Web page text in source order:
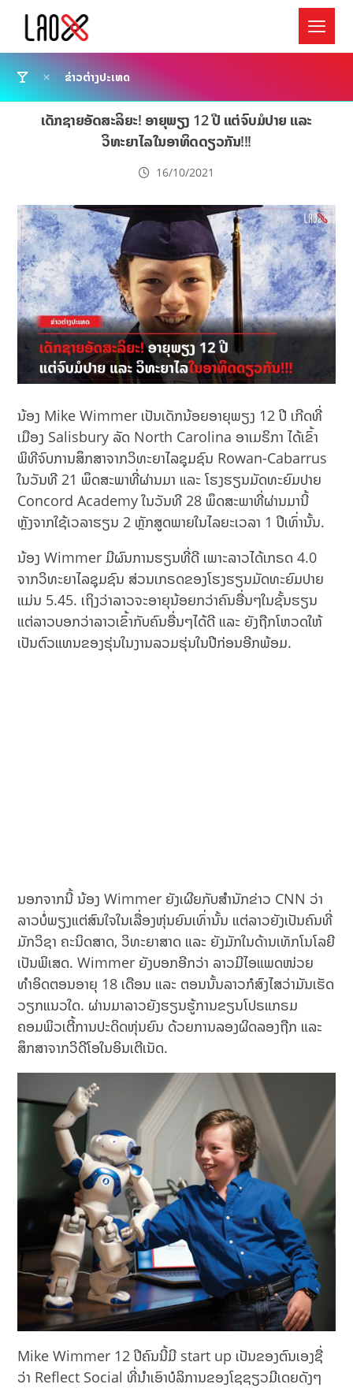
ຂ່າວຕ່າງປະເທດ
ເດັກຊາຍອັດສະລິຍະ! ອາຍຸພຽງ 12 ປີ ແຕ່ຈົບມໍປາຍ ແລະ
ວິທະຍາໄລໃນອາທິດດຽວກັນ!!!
16/10/2021
ນ້ອງ Mike Wimmer ເປັນເດັກນ້ອຍອາຍຸພຽງ 12 ປີ ເກີດທີ່
ເມືອງ Salisbury ລັດ North Carolina ອາເມຣິກາ ໄດ້ເຂົ້າ
ພິທີຈົບການສຶກສາຈາກວິທະຍາໄລຊຸມຊົນ Rowan-Cabarrus
ໃນວັນທີ 21 ພຶດສະພາທີ່ຜ່ານມາ ແລະ ໂຮງຮຽນມັດທະຍົມປາຍ
Concord Academy ໃນວັນທີ 28 ພຶດສະພາທີ່ຜ່ານມານີ້
ຫຼັງຈາກໃຊ້ເວລາຮຽນ 2 ຫຼັກສູດພາຍໃນໄລຍະເວລາ 1 ປີເທົ່ານັ້ນ.
ນ້ອງ Wimmer ມີຜົນການຮຽນທີ່ດີ ເພາະລາວໄດ້ເກຣດ 4.0
ຈາກວິທະຍາໄລຊຸມຊົນ ສ່ວນເກຣດຂອງໂຮງຮຽນມັດທະຍົມປາຍ
ແມ່ນ 5.45. ເຖິງວ່າລາວຈະອາຍຸນ້ອຍກວ່າຄົນອື່ນໆໃນຊັ້ນຮຽນ
ແຕ່ລາວບອກວ່າລາວເຂົ້າກັບຄົນອື່ນໆໄດ້ດີ ແລະ ຍັງຖືກໂຫວດໃຫ້
ເປັນຕົວແທນຂອງຮຸ່ນໃນງານລວມຮຸ່ນໃນປີກ່ອນອີກພ້ອມ.
ນອກຈາກນີ້ ນ້ອງ Wimmer ຍັງເຜີຍກັບສໍານັກຂ່າວ CNN ວ່າ
ລາວບໍ່ພຽງແຕ່ສົນໃຈໃນເລື່ອງຫຸ່ນຍົນເທົ່ານັ້ນ ແຕ່ລາວຍັງເປັນຄົນທີ່
ມັກວິຊາ ຄະນິດສາດ, ວິທະຍາສາດ ແລະ ຍັງມັກໃນດ້ານເທັກໂນໂລຍີ
ເປັນພິເສດ. Wimmer ຍັງບອກອີກວ່າ ລາວມີໄອແພດໜ່ວຍ
ທຳອິດຕອນອາຍຸ 18 ເດືອນ ແລະ ຕອນນັ້ນລາວກໍສົງໄສວ່າມັນເຮັດ
ວຽກແນວໃດ. ຜ່ານມາລາວຍັງຮຽນຮູ້ການຂຽນໂປຣແກຣມ
ຄອມພິວເຕີ້ການປະດິດຫຸ່ນຍົນ ດ້ວຍການລອງຜິດລອງຖືກ ແລະ
ສຶກສາຈາກວິດີໂອໃນອິນເຕີເນັດ.
Mike Wimmer 12 ປີຄົນນີ້ມີ start up ເປັນຂອງຕົນເອງຊື່
ວ່າ Reflect Social ທີ່ນໍາເອົາບໍລິການຂອງໂຊຊຽວມີເດຍດັງໆ